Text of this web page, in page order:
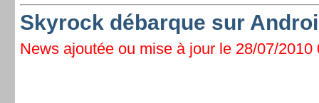
Skyrock débarque sur
News ajoutée ou mise à jour le 28/07/2010